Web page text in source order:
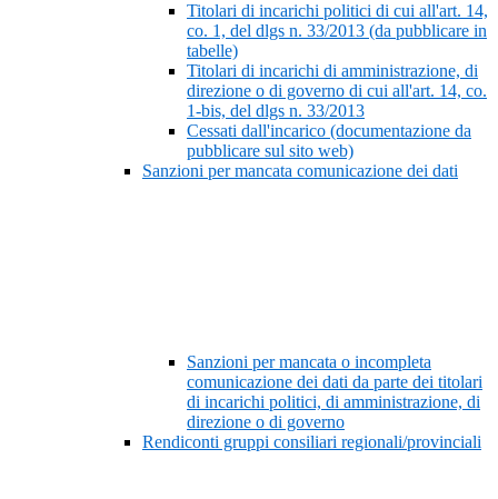
Titolari di incarichi politici di cui all'art. 14,
co. 1, del dlgs n. 33/2013 (da pubblicare in
tabelle)
Titolari di incarichi di amministrazione, di
direzione o di governo di cui all'art. 14, co.
1-bis, del dlgs n. 33/2013
Cessati dall'incarico (documentazione da
pubblicare sul sito web)
Sanzioni per mancata comunicazione dei dati
Sanzioni per mancata o incompleta
comunicazione dei dati da parte dei titolari
di incarichi politici, di amministrazione, di
direzione o di governo
Rendiconti gruppi consiliari regionali/provinciali